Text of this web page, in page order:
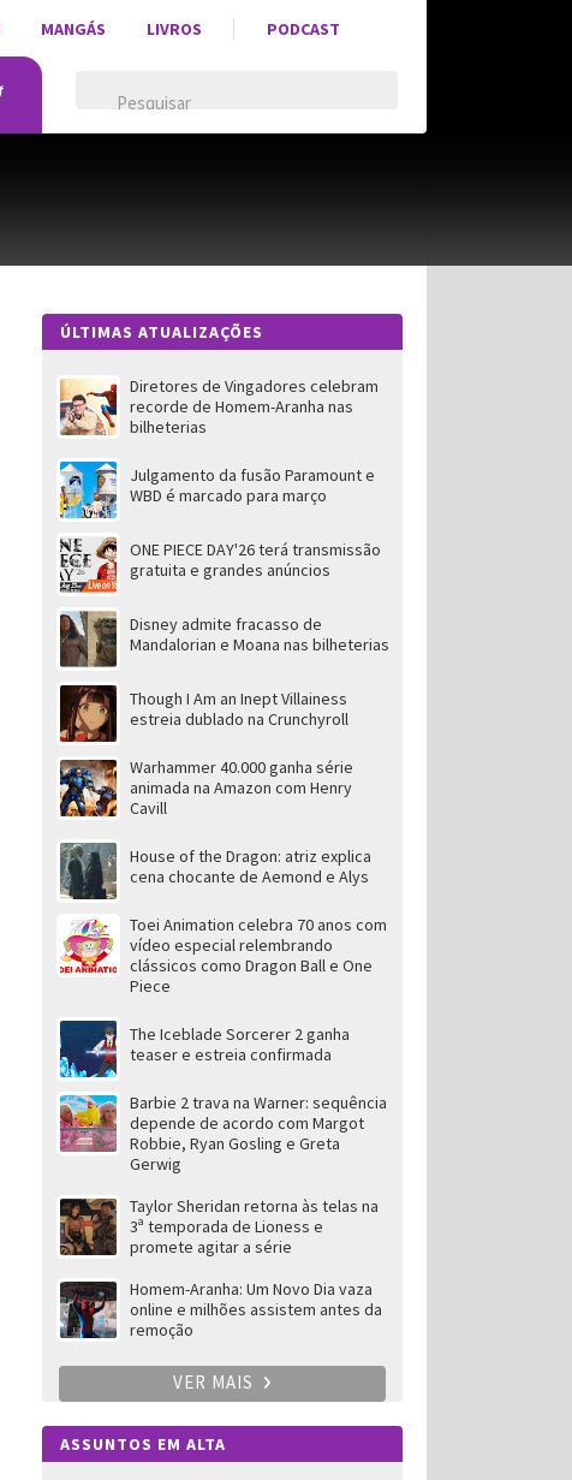
MANGÁS LIVROS PODCAST
ÚLTIMAS ATUALIZAÇÕES
Diretores de Vingadores celebram
recorde de Homem-Aranha nas
bilheterias
Julgamento da fusão Paramount e
WBD é marcado para março
ONE PIECE DAY'26 terá transmissão
gratuita e grandes anúncios
Disney admite fracasso de
Mandalorian e Moana nas bilheterias
Though I Am an Inept Villainess
estreia dublado na Crunchyroll
Warhammer 40.000 ganha série
animada na Amazon com Henry
Cavill
House of the Dragon: atriz explica
cena chocante de Aemond e Alys
Toei Animation celebra 70 anos com
vídeo especial relembrando
clássicos como Dragon Ball e One
Piece
The Iceblade Sorcerer 2 ganha
teaser e estreia confirmada
Barbie 2 trava na Warner: sequência
depende de acordo com Margot
Robbie, Ryan Gosling e Greta
Gerwig
Taylor Sheridan retorna às telas na
3ª temporada de Lioness e
promete agitar a série
Homem-Aranha: Um Novo Dia vaza
online e milhões assistem antes da
remoção
VER MAIS
ASSUNTOS EM ALTA